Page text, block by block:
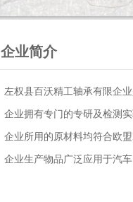
企业简介
左权县百沃精工轴承有限企
企业拥有专门的专研及检测
企业所用的原材料均符合欧
企业生产物品广泛应用于汽